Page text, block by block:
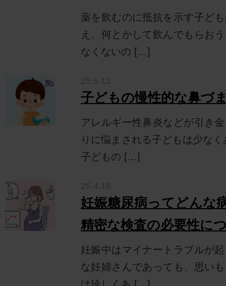
薬を飲むのに抵抗を示す子ど
え、何とかして飲んでもらお
なくないの […]
子どもの慢性的な鼻づ
アレルギー性鼻炎などが引き
りに悩まされる子どもは少な
子どもの […]
妊娠糖尿病ってどんな
精密な検査の必要性に
妊娠中はマイナートラブルが
な妊婦さんであっても、思い